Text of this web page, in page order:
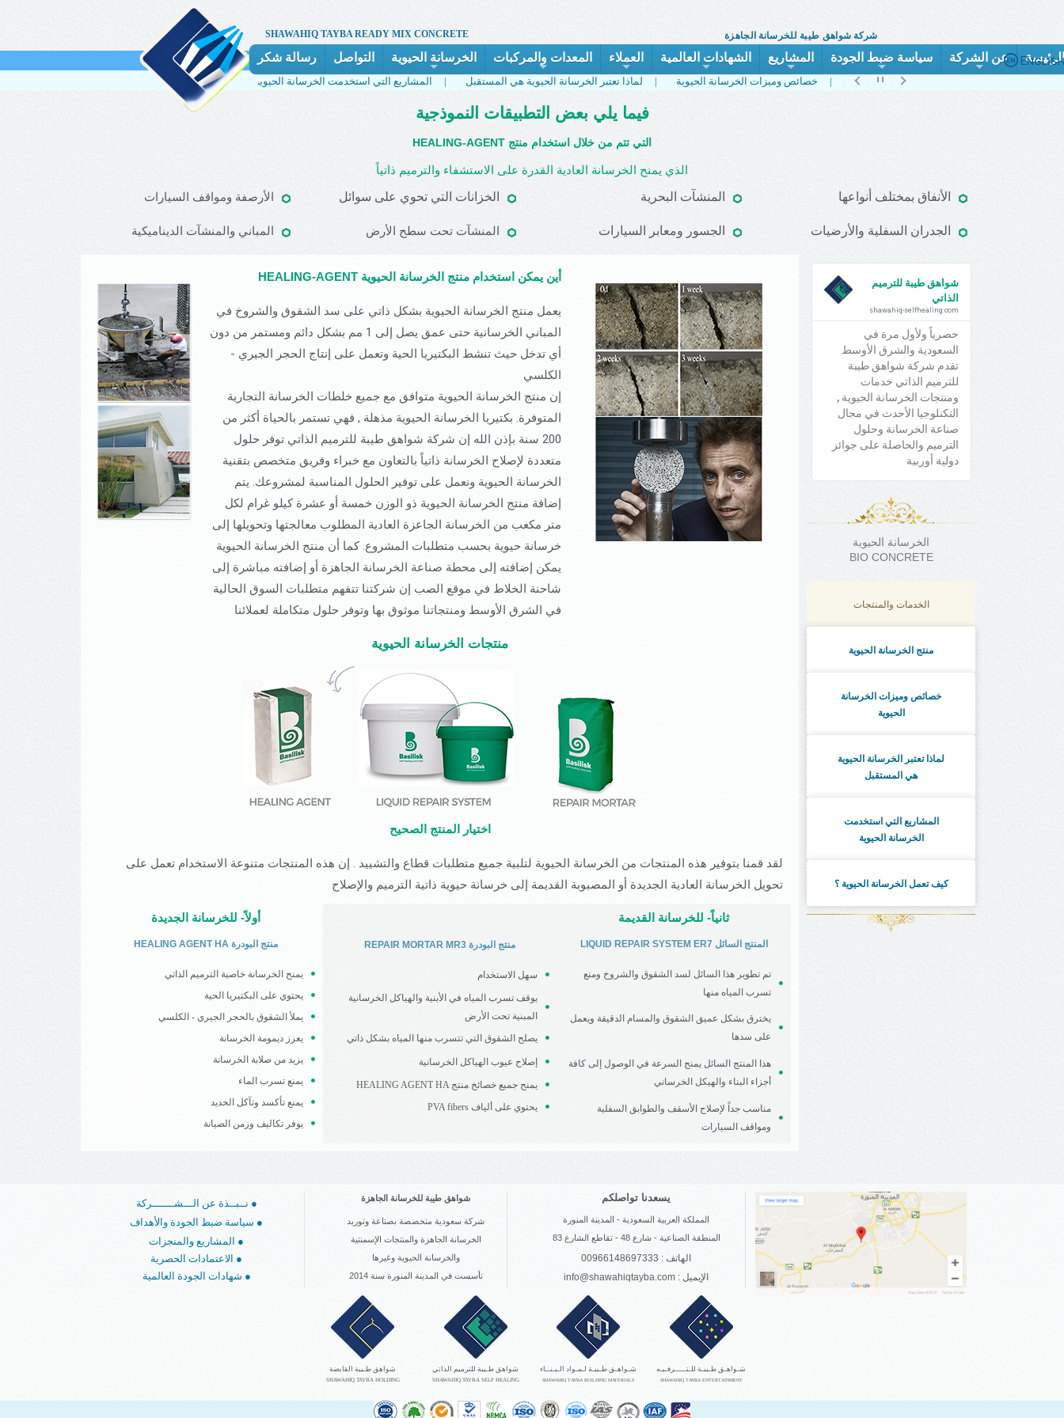
SHAWAHIQ TAYBA READY MIX CONCRETE شركة شواهق طيبة للخرسانة الجاهزة
رسالة شكر التواصل الخرسانة الحيوية
+
المعدات والمركبات
+
العملاء
+
الشهادات العالمية
+
المشاريع
+
سياسة ضبط الجودة عن الشركة الرئيسة
المشاريع التي استخدمت الخرسانة الحيوية | لماذا تعتبر الخرسانة الحيوية هي المستقبل | خصائص وميزات الخرسانة الحيوية |
فيما يلي بعض التطبيقات النموذجية
HEALING-AGENT التي تتم من خلال استخدام منتج
الذي يمنح الخرسانة العادية القدرة على الاستشفاء والترميم ذاتياً
الأرصفة ومواقف السيارات
المباني والمنشآت الديناميكية
الخزانات التي تحوي على سوائل
المنشآت تحت سطح الأرض
المنشآت البحرية
الجسور ومعابر السيارات
الأنفاق بمختلف أنواعها
الجدران السفلية والأرضيات
HEALING-AGENT أين يمكن استخدام منتج الخرسانة الحيوية
يعمل منتج الخرسانة الحيوية بشكل ذاتي على سد الشقوق والشروخ في
المباني الخرسانية حتى عمق يصل إلى 1 مم بشكل دائم ومستمر من دون
أي تدخل حيث تنشط البكتيريا الحية وتعمل على إنتاج الحجر الجيري -
الكلسي
إن منتج الخرسانة الحيوية متوافق مع جميع خلطات الخرسانة التجارية
المتوفرة. بكتيريا الخرسانة الحيوية مذهلة , فهي تستمر بالحياة أكثر من
200 سنة بإذن الله إن شركة شواهق طيبة للترميم الذاتي توفر حلول
متعددة لإصلاح الخرسانة ذاتياً بالتعاون مع خبراء وفريق متخصص بتقنية
الخرسانة الحيوية ونعمل على توفير الحلول المناسبة لمشروعك. يتم
إضافة منتج الخرسانة الحيوية ذو الوزن خمسة أو عشرة كيلو غرام لكل
متر مكعب من الخرسانة الجاعزة العادية المطلوب معالجتها وتحويلها إلى
خرسانة حيوية بحسب متطلبات المشروع. كما أن منتج الخرسانة الحيوية
يمكن إضافته إلى محطة صناعة الخرسانة الجاهزة أو إضافته مباشرة إلى
شاحنة الخلاط في موقع الصب إن شركتنا تتفهم متطلبات السوق الحالية
في الشرق الأوسط ومنتجاتنا موثوق بها وتوفر حلول متكاملة لعملائنا
منتجات الخرسانة الحيوية
اختيار المنتج الصحيح
لقد قمنا بتوفير هذه المنتجات من الخرسانة الحيوية لتلبية جميع متطلبات قطاع والتشييد . إن هذه المنتجات متنوعة الاستخدام تعمل على
تحويل الخرسانة العادية الجديدة أو المصبوبة القديمة إلى خرسانة حيوية ذاتية الترميم والإصلاح
أولاً- للخرسانة الجديدة
HEALING AGENT HA منتج البودرة
يمنح الخرسانة خاصية الترميم الذاتي
يحتوي على البكتيريا الحية
يملأ الشقوق بالحجر الجيري - الكلسي
يعزز ديمومة الخرسانة
يزيد من صلابة الخرسانة
يمنع تسرب الماء
يمنع تأكسد وتآكل الحديد
يوفر تكاليف وزمن الصيانة
REPAIR MORTAR MR3 منتج البودرة
سهل الاستخدام
يوقف تسرب المياه في الأبنية والهياكل الخرسانية
المبنية تحت الأرض
يصلح الشقوق التي تتسرب منها المياه بشكل ذاتي
إصلاح عيوب الهياكل الخرسانية
HEALING AGENT HA يمنح جميع خصائخ منتج
PVA fibers يحتوي على ألياف
ثانياً- للخرسانة القديمة
LIQUID REPAIR SYSTEM ER7 المنتج السائل
تم تطوير هذا السائل لسد الشقوق والشروخ ومنع
تسرب المياه منها
يخترق بشكل عميق الشقوق والمسام الدقيقة ويعمل
على سدها
هذا المنتج السائل يمنح السرعة في الوصول إلى كافة
أجزاء البناء والهيكل الخرساني
مناسب جداً لإصلاح الأسقف والطوابق السفلية
ومواقف السيارات
شواهق طيبة للترميم
الذاتي
shawahiq-selfhealing.com
حصرياً ولأول مرة في
السعودية والشرق الأوسط
تقدم شركة شواهق طيبة
للترميم الذاتي خدمات
ومنتجات الخرسانة الحيوية ,
التكنلوجيا الأحدث في مجال
صناعة الخرسانة وحلول
الترميم والحاصلة على جوائز
دولية أوربية
الخرسانة الحيوية
BIO CONCRETE
الخدمات والمنتجات
منتج الخرسانة الحيوية
خصائص وميزات الخرسانة
الحيوية
لماذا تعتبر الخرسانة الحيوية
هي المستقبل
المشاريع التي استخدمت
الخرسانة الحيوية
كيف تعمل الخرسانة الحيوية ؟
نــبــذة عن الـــشـــــــركة ●
سياسة ضبط الجودة والأهداف ●
المشاريع والمنجزات ●
الاعتمادات الحصرية ●
شهادات الجودة العالمية ●
شواهق طيبة للخرسانة الجاهزة
شركة سعودية متخصصة بصناعة وتوريد
الخرسانة الجاهزة والمنتجات الإسمنتية
والخرسانة الحيوية وغيرها
تأسست في المدينة المنورة سنة 2014
يسعدنا تواصلكم
المملكة العربية السعودية - المدينة المنورة
المنطقة الصناعية - شارع 48 - تقاطع الشارع 83
الهاتف : 00966148697333
info@shawahiqtayba.com : الإيميل
شواهق طـيبة القابضة
SHAWAHIQ TAYBA HOLDING
شواهق طـيبة للترميم الذاتي
SHAWAHIQ TAYBA SELF HEALING
شـواهـق طـيبـة لـمـواد الـبـنــاء
SHAWAHIQ TAYBA BUILDING MATERIALS
شـواهـق طـيبـة للـتـــــرفـيـه
SHAWAHIQ TAYBA ENTERTAINMENT